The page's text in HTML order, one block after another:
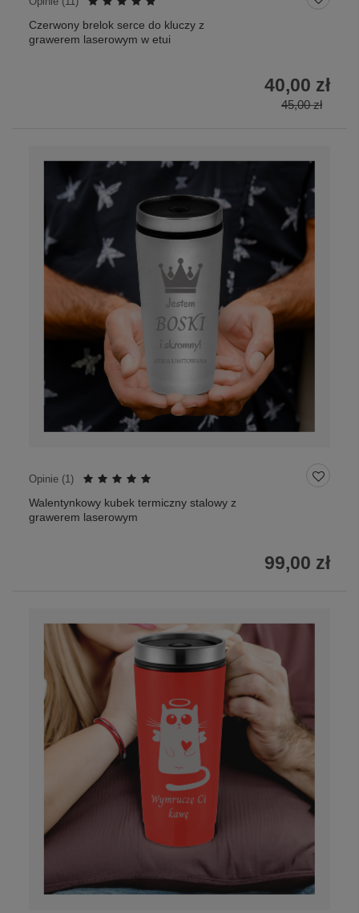
Czerwony brelok serce do kluczy z
grawerem laserowym w etui
45,00 zł
40,00 zł
Opinie (1)
Walentynkowy kubek termiczny stalowy z
grawerem laserowym
99,00 zł